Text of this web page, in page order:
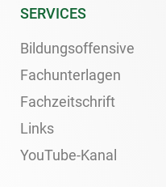
SERVICES
Bildungsoffensive
Fachunterlagen
Fachzeitschrift
Links
YouTube-Kanal